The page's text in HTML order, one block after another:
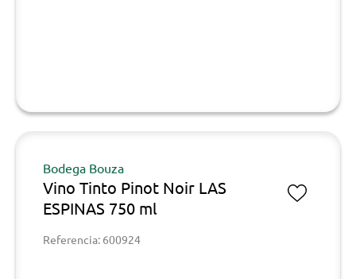
Bodega Bouza
Vino Tinto Pinot Noir LAS
ESPINAS 750 ml
Referencia: 600924